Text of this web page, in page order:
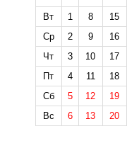
Вт
1 8 15
Ср
2 9 16
Чт
3 10 17
Пт
4 11 18
Сб
5 12 19
Вс
6 13 20